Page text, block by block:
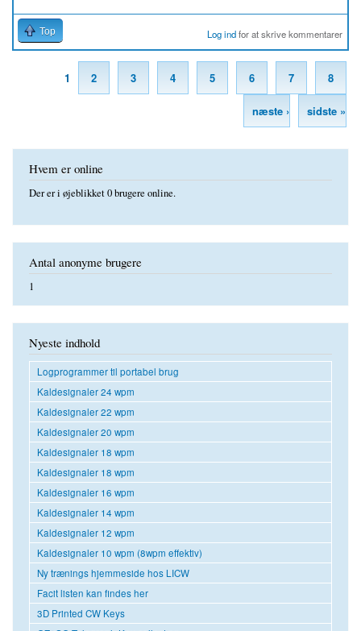
Top Log indfor at skrive kommentarer
1 2 3 4 5 6 7 8
næste › sidste »
Hvem er online
Der er i øjeblikket 0 brugere online.
Antal anonyme brugere
1
Nyeste indhold
Logprogrammer til portabel brug
Kaldesignaler 24 wpm
Kaldesignaler 22 wpm
Kaldesignaler 20 wpm
Kaldesignaler 18 wpm
Kaldesignaler 18 wpm
Kaldesignaler 16 wpm
Kaldesignaler 14 wpm
Kaldesignaler 12 wpm
Kaldesignaler 10 wpm (8wpm effektiv)
Ny trænings hjemmeside hos LICW
Facit listen kan findes her
3D Printed CW Keys